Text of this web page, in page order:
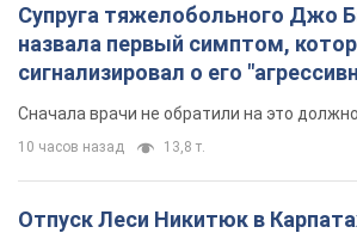
Супруга тяжелобольного Джо
назвала первый симптом,
сигнализировал о его
Сначала врачи не обратили на это
10 часов назад 13,8 т.
Отпуск Леси Никитюк в